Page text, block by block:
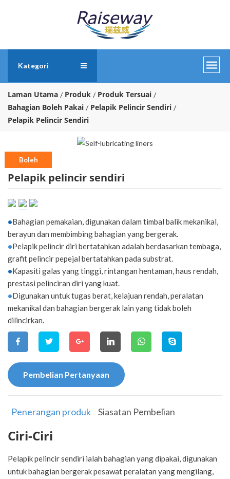
Kategori
Laman Utama Produk
Produk Tersuai
Bahagian Boleh Pakai
Pelapik Pelincir Sendiri
Pelapik Pelincir Sendiri
Boleh
disesuaikan
Pelapik pelincir sendiri
•Bahagian pemakaian, digunakan dalam timbal balik mekanikal,
berayun dan membimbing bahagian yang bergerak.
•Pelapik pelincir diri bertatahkan adalah berdasarkan tembaga,
grafit pelincir pepejal bertatahkan pada substrat.
•Kapasiti galas yang tinggi, rintangan hentaman, haus rendah,
prestasi pelinciran diri yang kuat.
•Digunakan untuk tugas berat, kelajuan rendah, peralatan
mekanikal dan bahagian bergerak lain yang tidak boleh
dilincirkan.
Pembelian Pertanyaan
Penerangan produk Siasatan Pembelian
Ciri-Ciri
Pelapik pelincir sendiri ialah bahagian yang dipakai, digunakan
untuk bahagian bergerak pesawat peralatan yang mengilang,